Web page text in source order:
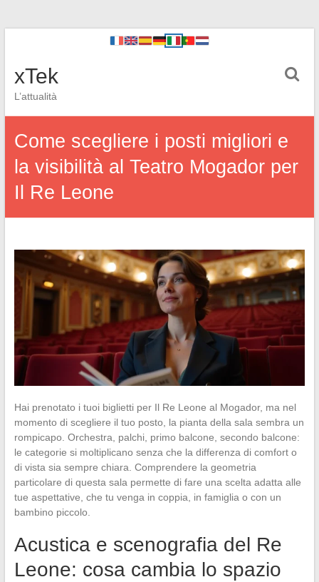
xTek
L’attualità
Come scegliere i posti migliori e
la visibilità al Teatro Mogador per
Il Re Leone
Hai prenotato i tuoi biglietti per Il Re Leone al Mogador, ma nel
momento di scegliere il tuo posto, la pianta della sala sembra un
rompicapo. Orchestra, palchi, primo balcone, secondo balcone:
le categorie si moltiplicano senza che la differenza di comfort o
di vista sia sempre chiara. Comprendere la geometria
particolare di questa sala permette di fare una scelta adatta alle
tue aspettative, che tu venga in coppia, in famiglia o con un
bambino piccolo.
Acustica e scenografia del Re
Leone: cosa cambia lo spazio